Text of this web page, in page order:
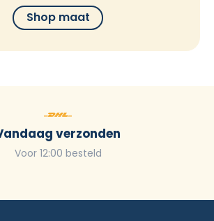
Shop maat
verzonden
Voor 12:00 besteld